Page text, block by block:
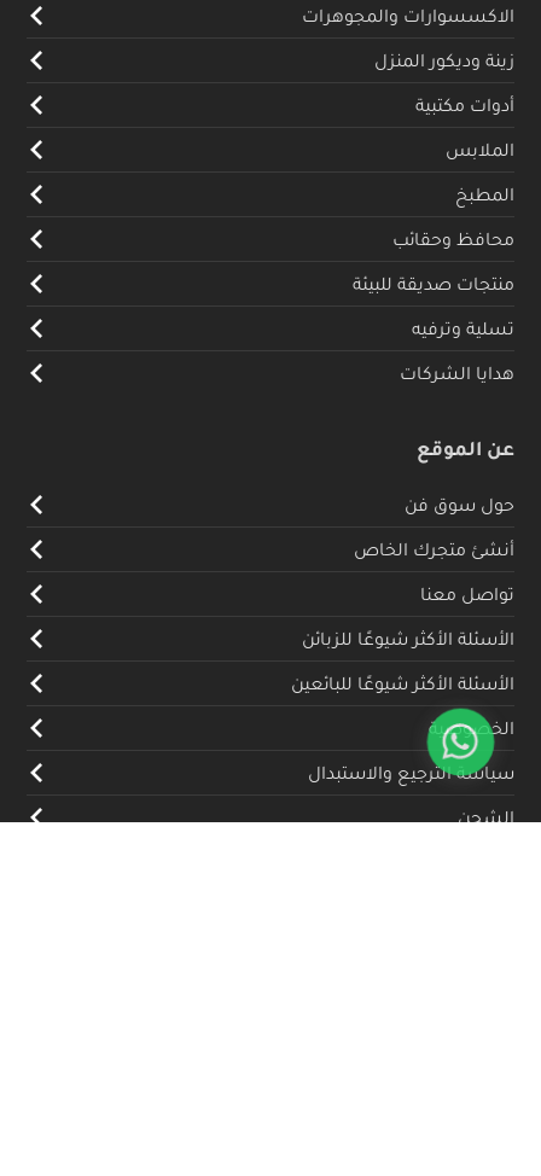
الاكسسوارات والمجوهرات
زينة وديكور المنزل
أدوات مكتبية
الملابس
المطبخ
محافظ وحقائب
منتجات صديقة للبيئة
تسلية وترفيه
هدايا الشركات
عن الموقع
حول سوق فن
أنشئ متجرك الخاص
تواصل معنا
الأسئلة الأكثر شيوعًا للزبائن
الأسئلة الأكثر شيوعًا للبائعين
الخصوصية
سياسة الترجيع والاستبدال
الشحن